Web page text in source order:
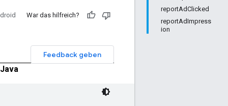
reportAdClicked
reportAdImpress
ion
War das hilfreich?
Feedback geben
Java